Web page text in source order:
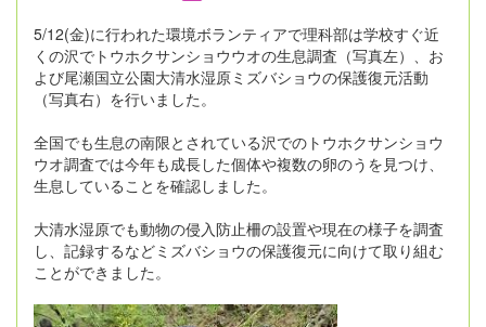
5/12(金)に行われた環境ボランティアで理科部は学校すぐ近
くの沢でトウホクサンショウウオの生息調査（写真左）、お
よび尾瀬国立公園大清水湿原ミズバショウの保護復元活動
（写真右）を行いました。
全国でも生息の南限とされている沢でのトウホクサンショウ
ウオ調査では今年も成長した個体や複数の卵のうを見つけ、
生息していることを確認しました。
大清水湿原でも動物の侵入防止柵の設置や現在の様子を調査
し、記録するなどミズバショウの保護復元に向けて取り組む
ことができました。